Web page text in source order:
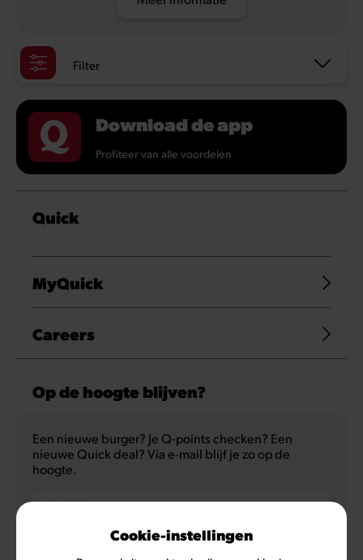
Filter
Download de app
Profiteer van alle voordelen
Quick
MyQuick
Careers
Op de hoogte blijven?
Een nieuwe burger? Je Q-points checken? Een
nieuwe Quick deal? Via e-mail blijf je zo op de
hoogte.
E-mailadres
Cookie-instellingen